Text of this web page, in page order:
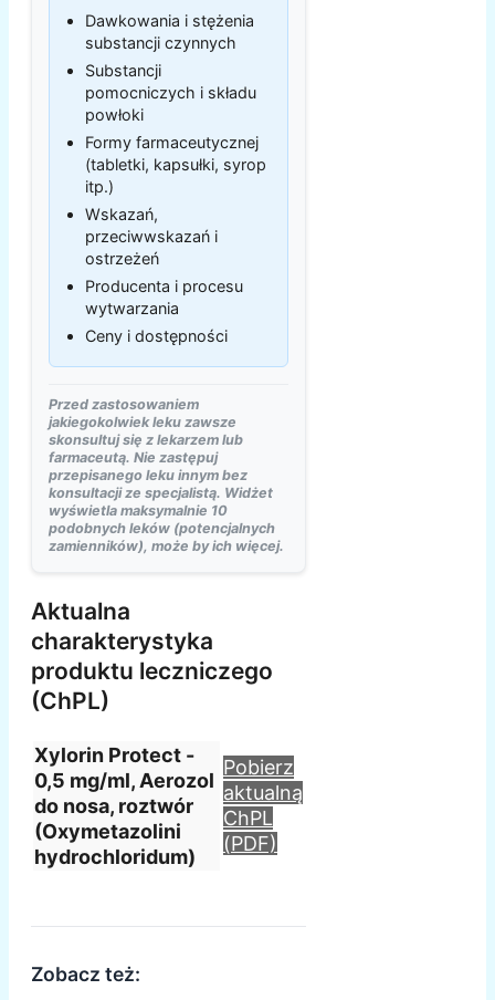
Dawkowania i stężenia
substancji czynnych
Substancji
pomocniczych i składu
powłoki
Formy farmaceutycznej
(tabletki, kapsułki, syrop
itp.)
Wskazań,
przeciwwskazań i
ostrzeżeń
Producenta i procesu
wytwarzania
Ceny i dostępności
Przed zastosowaniem
jakiegokolwiek leku zawsze
skonsultuj się z lekarzem lub
farmaceutą. Nie zastępuj
przepisanego leku innym bez
konsultacji ze specjalistą. Widżet
wyświetla maksymalnie 10
podobnych leków (potencjalnych
zamienników), może by ich więcej.
Aktualna
charakterystyka
produktu leczniczego
(ChPL)
Xylorin Protect -
0,5 mg/ml, Aerozol
do nosa, roztwór
(Oxymetazolini
hydrochloridum)
Pobierz
aktualną
ChPL
(PDF)
Zobacz też: